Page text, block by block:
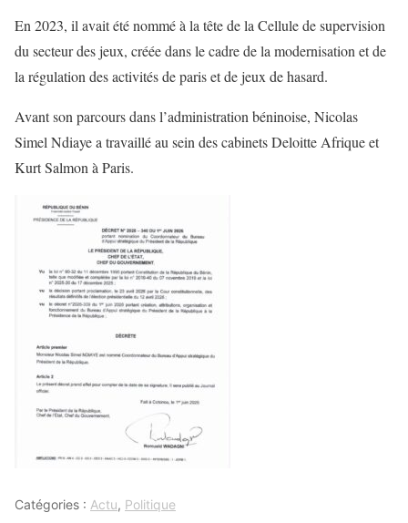
En 2023, il avait été nommé à la tête de la Cellule de supervision
du secteur des jeux, créée dans le cadre de la modernisation et de
la régulation des activités de paris et de jeux de hasard.
Avant son parcours dans l’administration béninoise, Nicolas
Simel Ndiaye a travaillé au sein des cabinets Deloitte Afrique et
Kurt Salmon à Paris.
Catégories : Actu, Politique